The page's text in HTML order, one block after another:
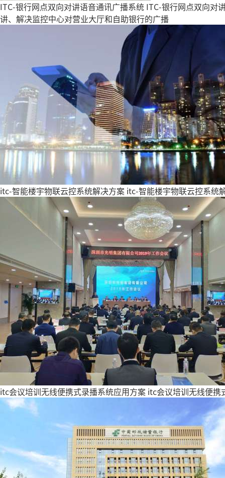
ITC-银行网点双向对讲语音通讯广播系统 ITC-银行网点双向对
讲、解决监控中心对营业大厅和自助银行的广播
itc-智能楼宇物联云控系统解决方案 itc-智能楼宇物联云控系统
itc会议培训无线便携式录播系统应用方案 itc会议培训无线便携